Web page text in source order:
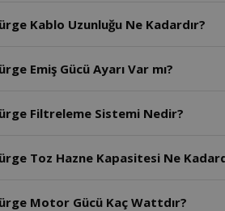
Kablo Uzunluğu Ne Kadardır?
Emiş Gücü Ayarı Var mı?
Filtreleme Sistemi Nedir?
Toz Hazne Kapasitesi Ne
Motor Gücü Kaç Wattdır?